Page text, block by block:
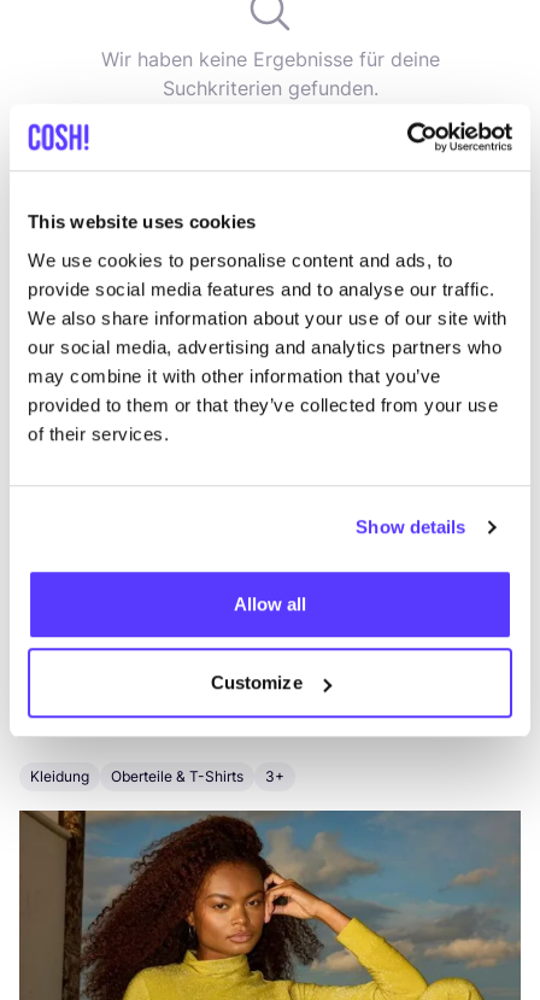
This website uses cookies
We use cookies to personalise content and ads, to
provide social media features and to analyse our traffic.
We also share information about your use of our site with
our social media, advertising and analytics partners who
may combine it with other information that you’ve
provided to them or that they’ve collected from your use
of their services.
Show details
Allow all
Customize
Wir haben keine Ergebnisse für deine
Suchkriterien gefunden.
List Map
Andere Marken
Kleidung Oberteile & T-Shirts 3+